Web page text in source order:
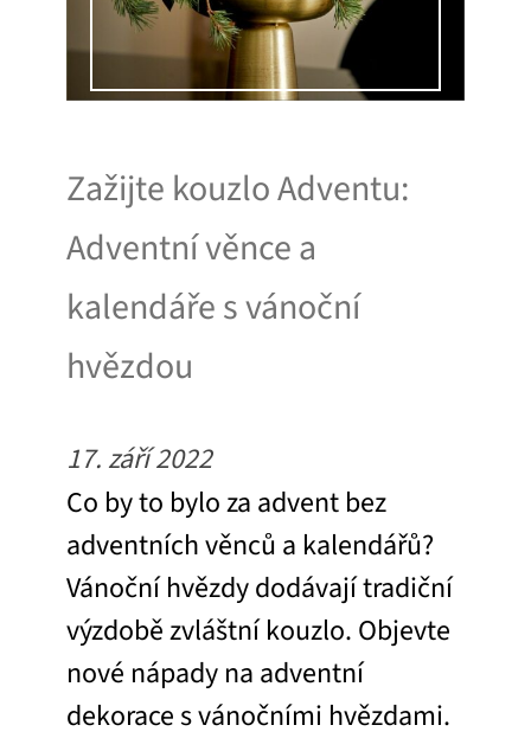
Zažijte kouzlo Adventu:
Adventní věnce a
kalendáře s vánoční
hvězdou
17. září 2022
Co by to bylo za advent bez
adventních věnců a kalendářů?
Vánoční hvězdy dodávají tradiční
výzdobě zvláštní kouzlo. Objevte
nové nápady na adventní
dekorace s vánočními hvězdami.